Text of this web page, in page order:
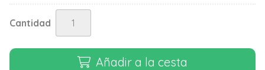
Cantidad
Añadir a la cesta